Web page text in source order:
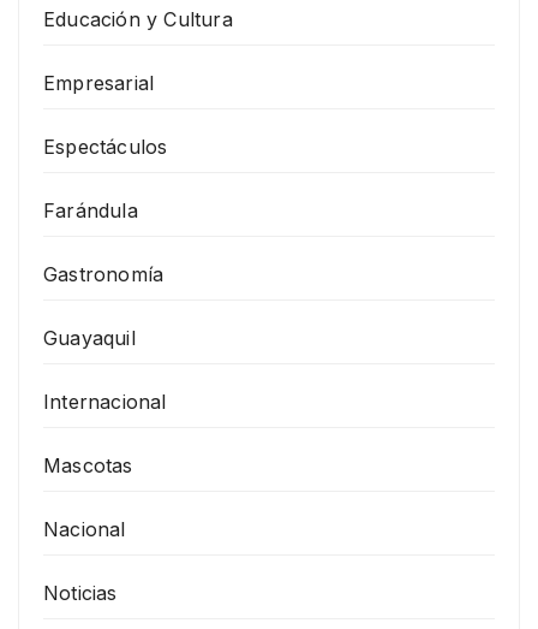
Educación y Cultura
Empresarial
Espectáculos
Farándula
Gastronomía
Guayaquil
Internacional
Mascotas
Nacional
Noticias